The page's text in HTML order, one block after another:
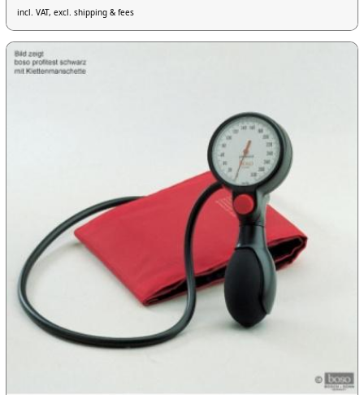
incl. VAT, excl. shipping & fees